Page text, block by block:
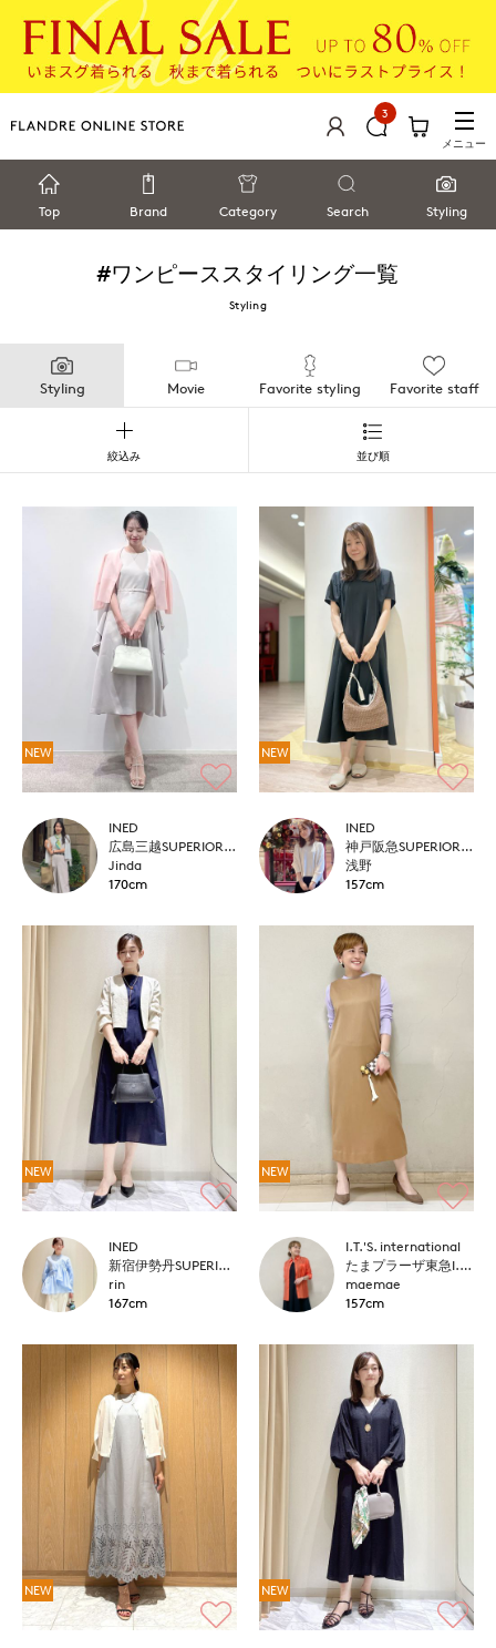
3
メニュー
Top Brand Category Search Styling
#ワンピース スタイリング一覧
Styling
Styling Movie Favorite styling Favorite staff
絞込み 並び順
NEW
INED
広島三越SUPERIORCLOSET
Jinda
170cm
NEW
INED
神戸阪急SUPERIORCLOSET
浅野
157cm
NEW
INED
新宿伊勢丹SUPERIOR CLOSET
rin
167cm
NEW
I.T.'S. international
たまプラーザ東急I.T.'S.international
maemae
157cm
NEW NEW